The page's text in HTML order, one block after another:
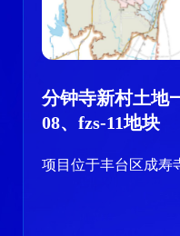
分钟寺新村土地
08、fzs-11地块
项目位于丰台区成寿